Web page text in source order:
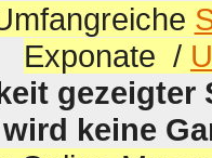
Exponate /
wird keine